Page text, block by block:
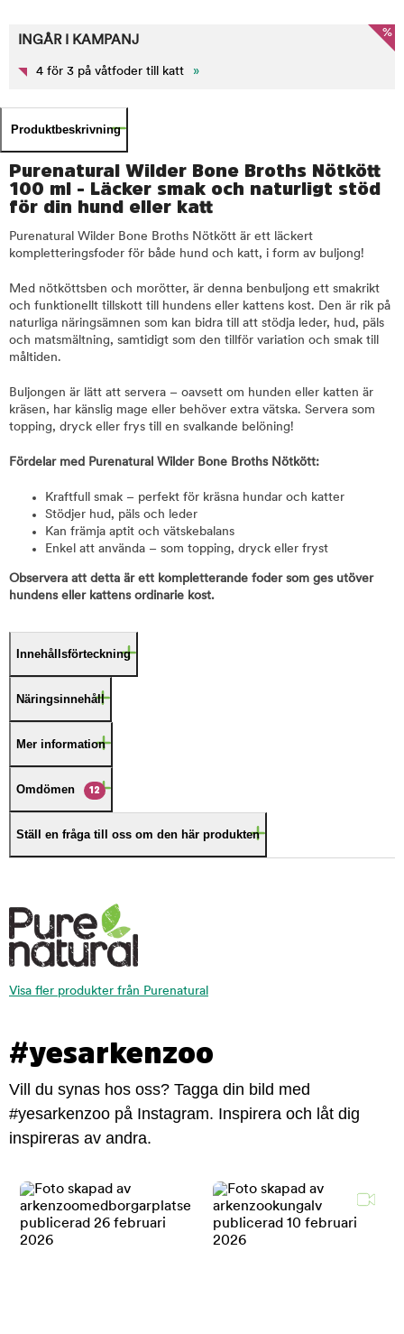
%
INGÅR I KAMPANJ
4 för 3 på våtfoder till katt »
Produktbeskrivning
Purenatural Wilder Bone Broths Nötkött
100 ml - Läcker smak och naturligt stöd
för din hund eller katt
Purenatural Wilder Bone Broths Nötkött är ett läckert
kompletteringsfoder för både hund och katt, i form av buljong!
Med nötköttsben och morötter, är denna benbuljong ett smakrikt
och funktionellt tillskott till hundens eller kattens kost. Den är rik på
naturliga näringsämnen som kan bidra till att stödja leder, hud, päls
och matsmältning, samtidigt som den tillför variation och smak till
måltiden.
Buljongen är lätt att servera – oavsett om hunden eller katten är
kräsen, har känslig mage eller behöver extra vätska. Servera som
topping, dryck eller frys till en svalkande belöning!
Fördelar med Purenatural Wilder Bone Broths Nötkött:
Kraftfull smak – perfekt för kräsna hundar och katter
Stödjer hud, päls och leder
Kan främja aptit och vätskebalans
Enkel att använda – som topping, dryck eller fryst
Observera att detta är ett kompletterande foder som ges utöver
hundens eller kattens ordinarie kost.
Innehållsförteckning
Näringsinnehåll
Mer information
Omdömen 12
Ställ en fråga till oss om den här produkten
Visa fler produkter från Purenatural
#yesarkenzoo
Vill du synas hos oss? Tagga din bild med
#yesarkenzoo på Instagram. Inspirera och låt dig
inspireras av andra.